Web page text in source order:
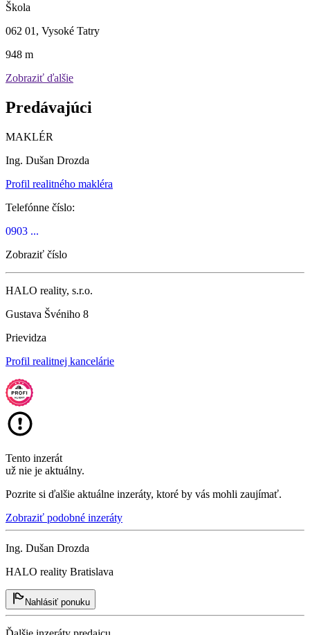
Škola
062 01, Vysoké Tatry
948 m
Zobraziť ďalšie
Predávajúci
MAKLÉR
Ing. Dušan Drozda
Profil realitného makléra
Telefónne číslo:
0903 ...
Zobraziť číslo
HALO reality, s.r.o.
Gustava Švéniho 8
Prievidza
Profil realitnej kancelárie
Tento inzerát
už nie je aktuálny.
Pozrite si ďalšie aktuálne inzeráty, ktoré by vás mohli zaujímať.
Zobraziť podobné inzeráty
Ing. Dušan Drozda
HALO reality Bratislava
Nahlásiť ponuku